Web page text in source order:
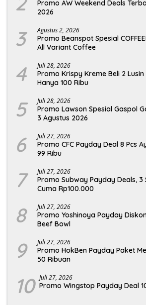
Promo AW Weekend Deals
2026
3 Agustus 2, 2026
Promo Beanspot Spesial
All Variant Coffee
4 Juli 28, 2026
Promo Krispy Kreme Beli 2
Hanya 100 Ribu
5 Juli 28, 2026
Promo Lawson Spesial Gaspol
3 Agustus 2026
6 Juli 27, 2026
Promo CFC Payday Deal 8 Pcs
99 Ribu
7 Juli 27, 2026
Promo Subway Payday Deals, 3
Cuma Rp100.000
8 Juli 27, 2026
Promo Yoshinoya Payday
Beef Bowl
9 Juli 27, 2026
Promo HokBen Payday Paket
50 Ribuan
10 Juli 27, 2026
Promo Wingstop Payday Deal